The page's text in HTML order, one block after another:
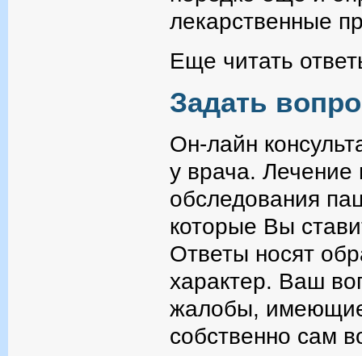
лекарственные
Еще читать
Задать
Он-лайн
у врача. Лечение
обследования
которые Вы
Ответы носят
характер. Ваш
жалобы,
собственно сам